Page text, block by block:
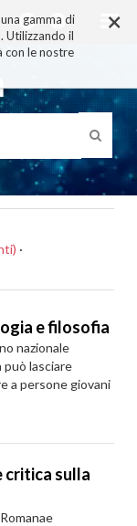
×
gamma di
Utilizzando il
con le nostre
·
e filosofia
nazionale
può lasciare
a persone giovani
critica sulla